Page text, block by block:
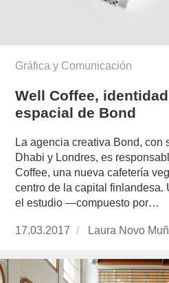
Gráfica y Comunicación
Well Coffee,
espacial de Bond
La agencia creativa Bond, con
Dhabi y Londres, es
Coffee, una nueva cafetería
centro de la capital finlandesa.
el estudio —compuesto por…
Publicado
17.03.2017
https://
munoz/
Laura Novo